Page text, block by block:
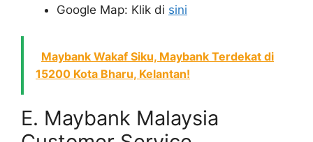
Google Map: Klik di sini
Maybank Wakaf Siku, Maybank Terdekat di
15200 Kota Bharu, Kelantan!
E. Maybank Malaysia